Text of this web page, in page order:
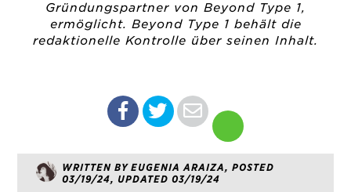
Gründungspartner von Beyond Type 1,
ermöglicht. Beyond Type 1 behält die
redaktionelle Kontrolle über seinen Inhalt.
WRITTEN BY EUGENIA ARAIZA, POSTED
03/19/24, UPDATED 03/19/24